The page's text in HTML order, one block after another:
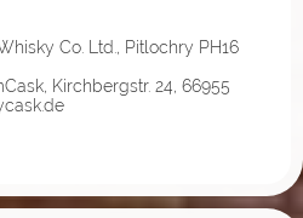
Co. Ltd., Pitlochry PH16
Kirchbergstr. 24, 66955